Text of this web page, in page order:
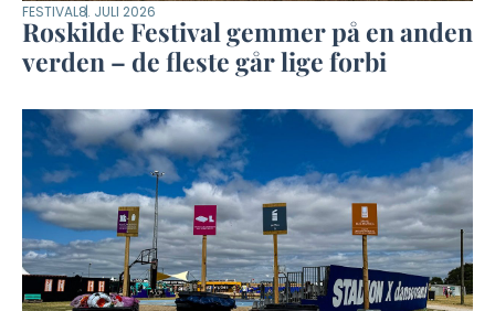
FESTIVAL8. JULI 2026
Roskilde Festival gemmer på en anden
verden – de fleste går lige forbi